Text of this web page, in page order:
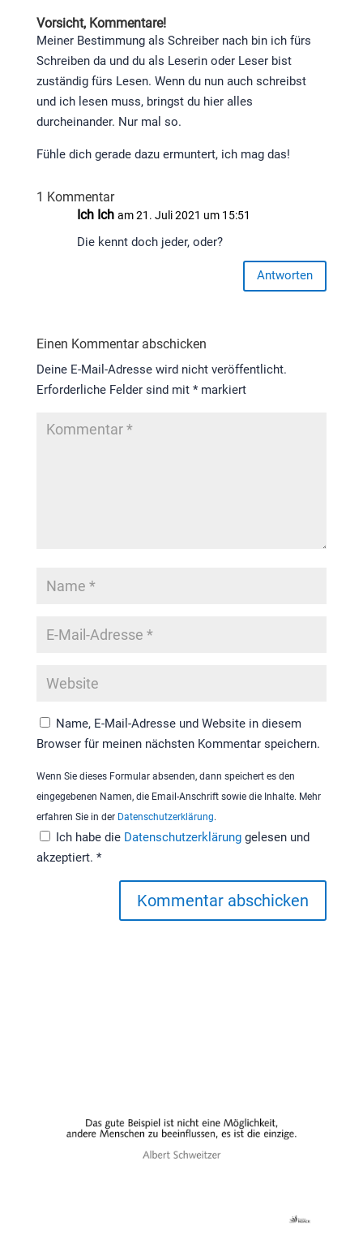
Vorsicht, Kommentare!
Meiner Bestimmung als Schreiber nach bin ich fürs
Schreiben da und du als Leserin oder Leser bist
zuständig fürs Lesen. Wenn du nun auch schreibst
und ich lesen muss, bringst du hier alles
durcheinander. Nur mal so.
Fühle dich gerade dazu ermuntert, ich mag das!
1 Kommentar
Ich Ich am 21. Juli 2021 um 15:51
Die kennt doch jeder, oder?
Antworten
Einen Kommentar abschicken
Deine E-Mail-Adresse wird nicht veröffentlicht.
Erforderliche Felder sind mit *markiert
Name, E-Mail-Adresse und Website in diesem
Browser für meinen nächsten Kommentar speichern.
Wenn Sie dieses Formular absenden, dann speichert es den
eingegebenen Namen, die Email-Anschrift sowie die Inhalte. Mehr
erfahren Sie in der Datenschutzerklärung.
Ich habe die Datenschutzerklärung gelesen und
akzeptiert. *
Kommentar abschicken